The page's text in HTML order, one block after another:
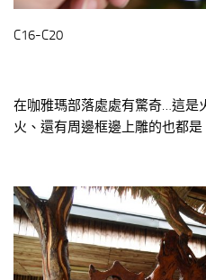
C16-C20
在咖雅瑪部落處處有驚奇…這是
火、還有周邊框邊上雕的也都是